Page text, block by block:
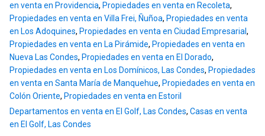
en venta en Providencia, Propiedades en venta en Recoleta,
Propiedades en venta en Villa Frei, Ñuñoa, Propiedades en venta
en Los Adoquines, Propiedades en venta en Ciudad Empresarial,
Propiedades en venta en La Pirámide, Propiedades en venta en
Nueva Las Condes, Propiedades en venta en El Dorado,
Propiedades en venta en Los Domínicos, Las Condes, Propiedades
en venta en Santa María de Manquehue, Propiedades en venta en
Colón Oriente, Propiedades en venta en Estoril
Departamentos en venta en El Golf, Las Condes, Casas en venta
en El Golf, Las Condes